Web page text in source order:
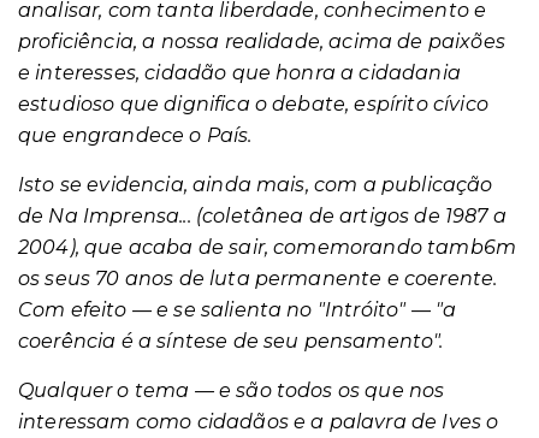
analisar, com tanta liberdade, conhecimento e
proficiência, a nossa realidade, acima de paixões
e interesses, cidadão que honra a cidadania
estudioso que dignifica o debate, espírito cívico
que engrandece o País.
Isto se evidencia, ainda mais, com a publicação
de Na Imprensa... (coletânea de artigos de 1987 a
2004), que acaba de sair, comemorando tamb6m
os seus 70 anos de luta permanente e coerente.
Com efeito — e se salienta no "Intróito" — "a
coerência é a síntese de seu pensamento".
Qualquer o tema — e são todos os que nos
interessam como cidadãos e a palavra de Ives o